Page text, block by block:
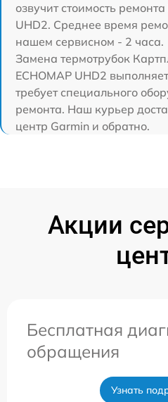
озвучит стоимость
UHD2. Среднее время
нашем сервисном - 2 часа.
Замена термотрубок
ECHOMAP UHD2
требует специального
ремонта. Наш курьер
центр Garmin и обратно.
Акции
Бесплатная
обращения
Узнать